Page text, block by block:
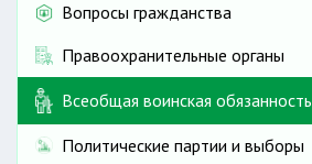
Вопросы гражданства
Правоохранительные органы
Всеобщая воинская обязанность
Политические партии и выборы